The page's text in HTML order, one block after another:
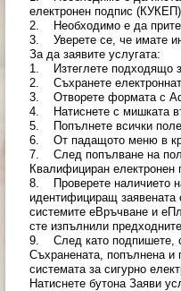
електронен подпис
2. Необходимо е да
3. Уверете се, че имате
За да заявите услугата:
1. Изтеглете подходящо
2. Съхранете
3. Отворете формата с
4. Натиснете с мишката
5. Попълнете всички
6. От падащото меню в
7. След попълване на
Квалифициран електронен
8. Проверете наличието
идентифициращ заявената
системите еВръчване и
сте изпълнили
9. След като подпишете,
Съхранената, попълнена и
системата за сигурно
Натиснете бутона Заяви